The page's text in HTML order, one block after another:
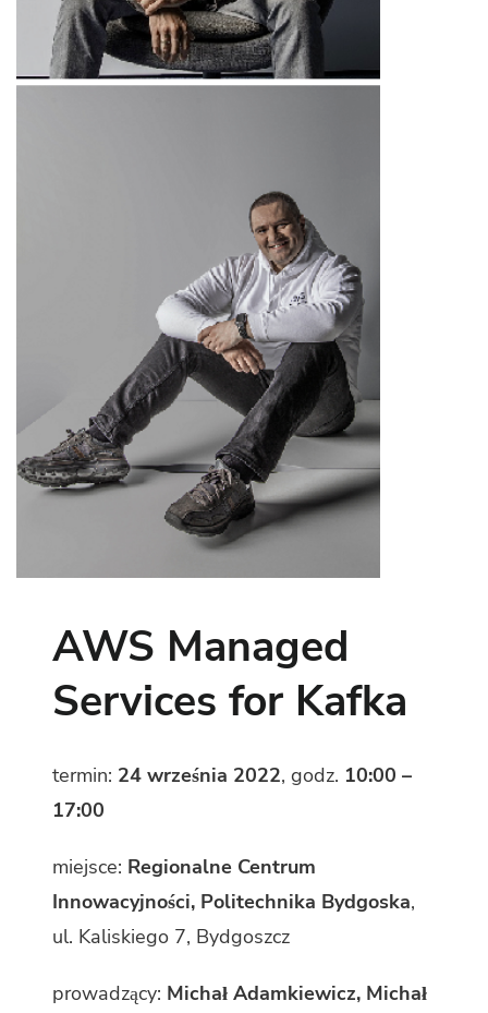
AWS Managed
Services for Kafka
termin: 24 września 2022, godz. 10:00 –
17:00
miejsce: Regionalne Centrum
Innowacyjności, Politechnika Bydgoska,
ul. Kaliskiego 7, Bydgoszcz
prowadzący: Michał Adamkiewicz, Michał